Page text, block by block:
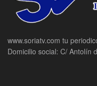
www.soriatv.com tu
Domicilio social: C/ Antolín